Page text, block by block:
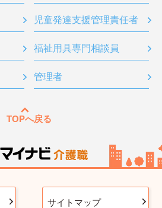
児童発達支援管理責任者
福祉用具専門相談員
管理者
TOPへ戻る
サイトマップ